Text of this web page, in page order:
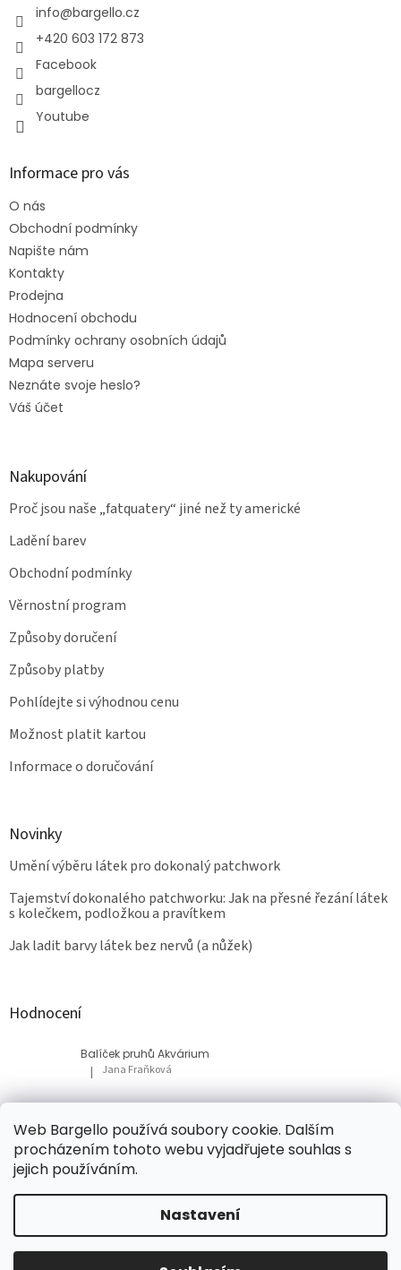
Web Bargello používá soubory cookie. Dalším
procházením tohoto webu vyjadřujete souhlas s
jejich používáním.
Nastavení
info@bargello.cz
+420 603 172 873
Facebook
bargellocz
Youtube
Informace pro vás
O nás
Obchodní podmínky
Napište nám
Kontakty
Prodejna
Hodnocení obchodu
Podmínky ochrany osobních údajů
Mapa serveru
Neznáte svoje heslo?
Váš účet
Nakupování
Proč jsou naše „fatquatery“ jiné než ty americké
Ladění barev
Obchodní podmínky
Věrnostní program
Způsoby doručení
Způsoby platby
Pohlídejte si výhodnou cenu
Možnost platit kartou
Informace o doručování
Novinky
Umění výběru látek pro dokonalý patchwork
Tajemství dokonalého patchworku: Jak na přesné řezání látek
s kolečkem, podložkou a pravítkem
Jak ladit barvy látek bez nervů (a nůžek)
Hodnocení
Balíček pruhů Akvárium
Hodnocení produktu je 5 z 5 hvězdiček.
| Jana Fraňková
Balíček Lesní med
Hodnocení produktu je 5 z 5 hvězdiček.
| Tatiana Bacikova
Vytvořil Shoptet